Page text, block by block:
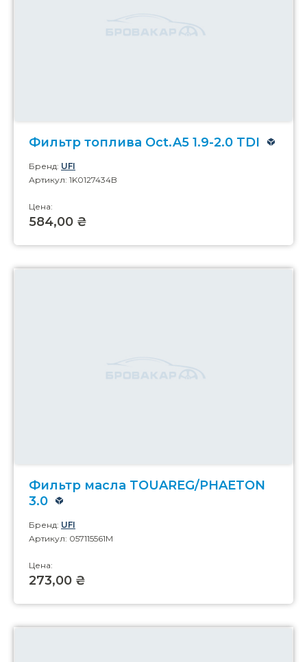
Фильтр топлива Oct.A5 1.9-2.0 TDI
Бренд: UFI
Артикул: 1K0127434B
Цена:
584,00 ₴
Фильтр масла TOUAREG/PHAETON
3.0
Бренд: UFI
Артикул: 057115561M
Цена:
273,00 ₴